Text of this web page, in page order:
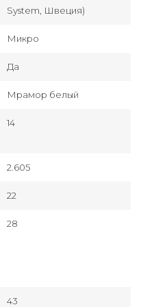
System, Швеция)
Микро
Да
Мрамор белый
14
2.605
22
28
43